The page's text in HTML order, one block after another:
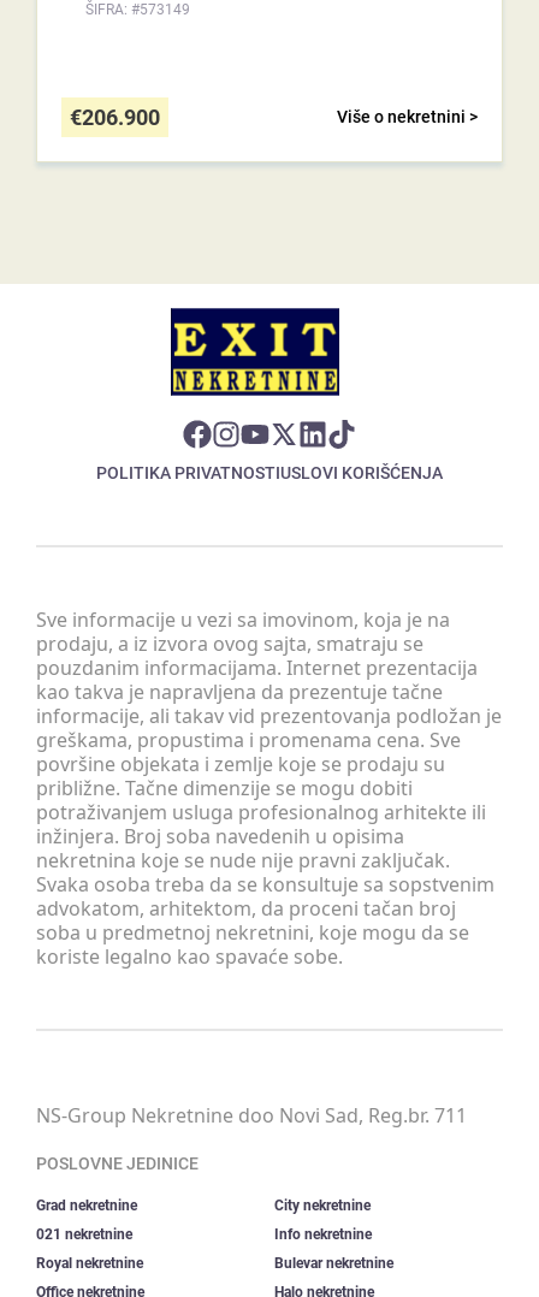
ŠIFRA: #573149
Više o nekretnini >
€206.900
POLITIKA PRIVATNOSTIUSLOVI KORIŠĆENJA
Sve informacije u vezi sa imovinom, koja je na
prodaju, a iz izvora ovog sajta, smatraju se
pouzdanim informacijama. Internet prezentacija
kao takva je napravljena da prezentuje tačne
informacije, ali takav vid prezentovanja podložan je
greškama, propustima i promenama cena. Sve
površine objekata i zemlje koje se prodaju su
približne. Tačne dimenzije se mogu dobiti
potraživanjem usluga profesionalnog arhitekte ili
inžinjera. Broj soba navedenih u opisima
nekretnina koje se nude nije pravni zaključak.
Svaka osoba treba da se konsultuje sa sopstvenim
advokatom, arhitektom, da proceni tačan broj
soba u predmetnoj nekretnini, koje mogu da se
koriste legalno kao spavaće sobe.
NS-Group Nekretnine doo Novi Sad, Reg.br. 711
POSLOVNE JEDINICE
Grad nekretnine
City nekretnine
021 nekretnine
Info nekretnine
Royal nekretnine
Bulevar nekretnine
Office nekretnine
Halo nekretnine